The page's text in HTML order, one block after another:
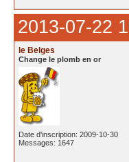
2013-07-22
le Belges
Change le plomb en or
Date d'inscription: 2009-10-30
Messages: 1647